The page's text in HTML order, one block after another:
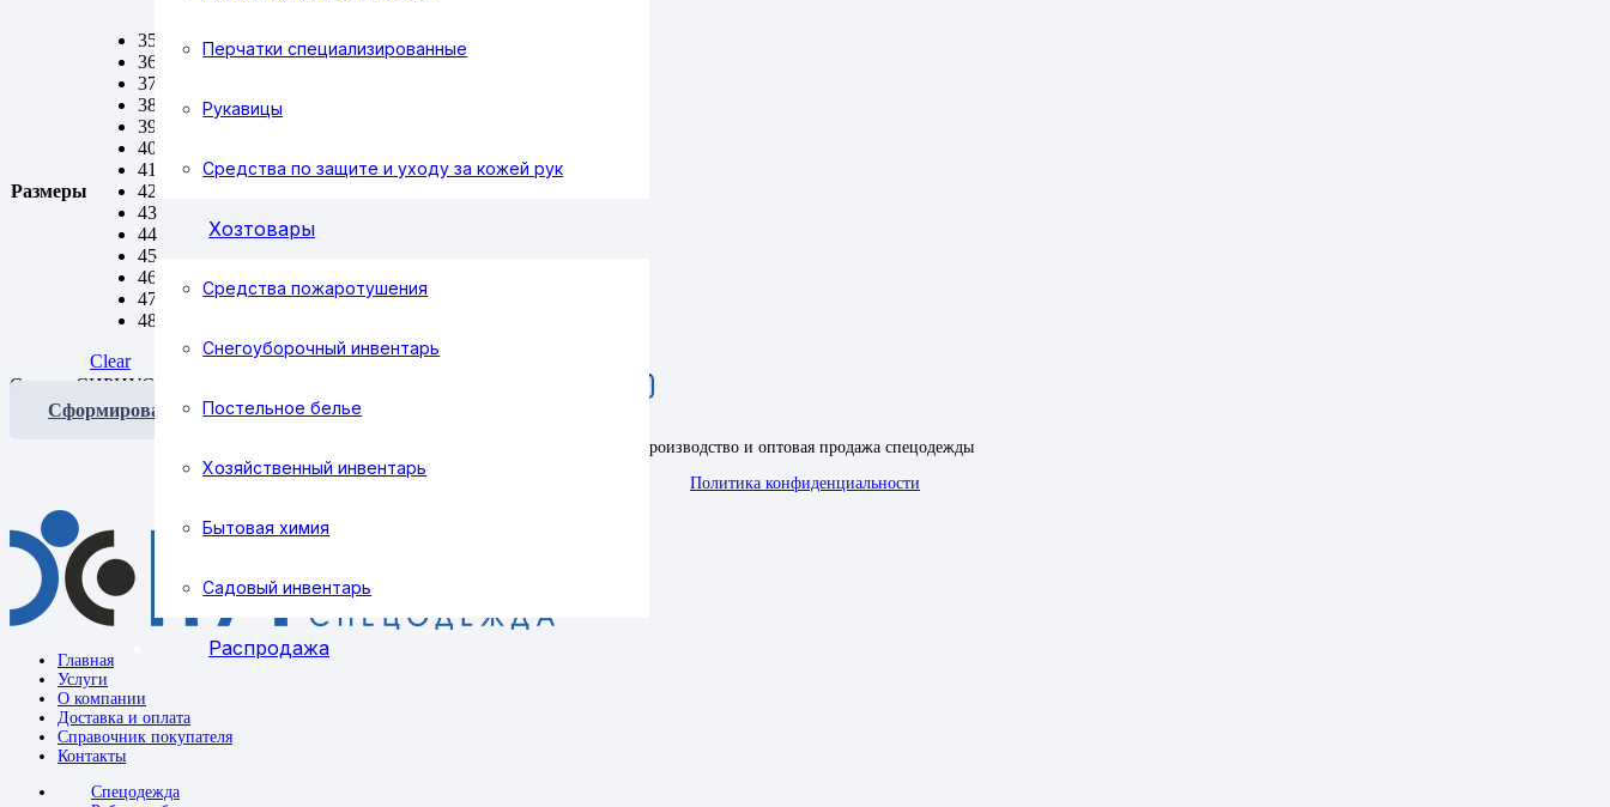
Перчатки специализированные
Рукавицы
Средства по защите и уходу за кожей рук
Хозтовары
Средства пожаротушения
Снегоуборочный инвентарь
Постельное белье
Хозяйственный инвентарь
Бытовая химия
Садовый инвентарь
Распродажа
Размеры
35
36
37
38
39
40
41
42
43
44
45
46
47
48
Clear
Сапоги СИРИУС, кожа, ПКП, ПУ-Нитрил quantity
Сформировать заявку
Производство и оптовая продажа спецодежды
Политика конфиденциальности
Главная
Услуги
О компании
Доставка и оплата
Справочник покупателя
Контакты
Спецодежда